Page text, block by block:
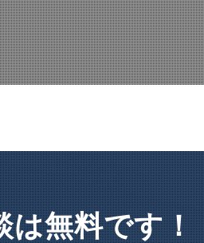
は無料です！